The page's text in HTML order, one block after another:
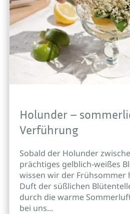
Holunder –
Verführung
Sobald der Holunder
prächtiges gelblich-weißes
wissen wir der Frühsommer
Duft der süßlichen
durch die warme
bei uns...